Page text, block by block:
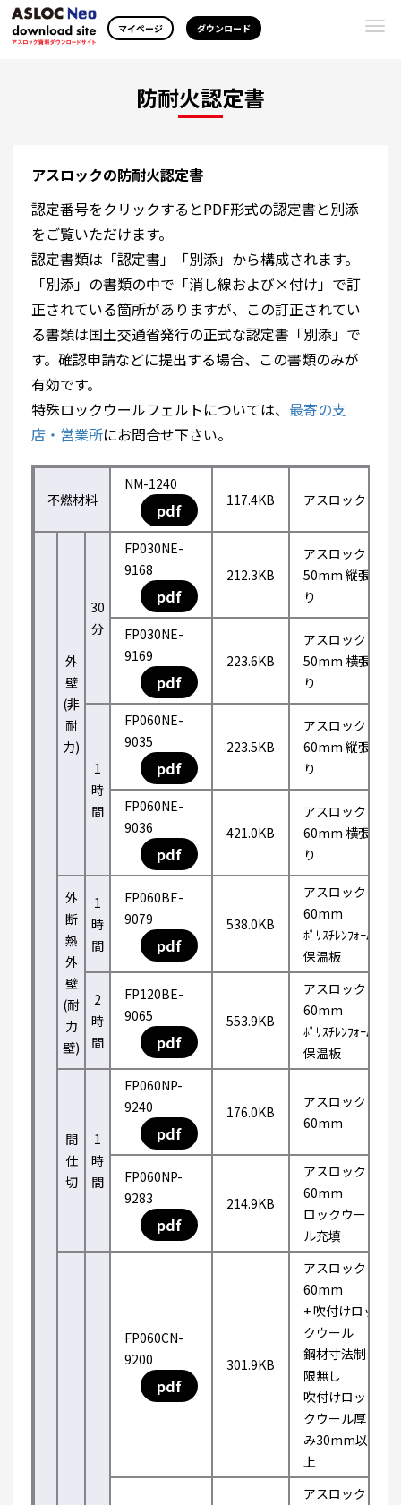
マイページ ダウンロード
防耐火認定書
アスロックの防耐火認定書
認定番号をクリックするとPDF形式の認定書と別添
をご覧いただけます。
認定書類は「認定書」「別添」から構成されます。
「別添」の書類の中で「消し線および×付け」で訂
正されている箇所がありますが、この訂正されてい
る書類は国土交通省発行の正式な認定書「別添」で
す。確認申請などに提出する場合、この書類のみが
有効です。
特殊ロックウールフェルトについては、 最寄の支
店・営業所にお問合せ下さい。
不燃材料
NM-1240
pdf 117.4KB アスロック
外
壁
(非
耐
力)
30
分
FP030NE-
9168
pdf
212.3KB
アスロック
50mm 縦張
り
FP030NE-
9169
pdf
223.6KB
アスロック
50mm 横張
り
1
時
間
FP060NE-
9035
pdf
223.5KB
アスロック
60mm 縦張
り
FP060NE-
9036
pdf
421.0KB
アスロック
60mm 横張
り
外
断
熱
外
壁
(耐
力
壁)
1
時
間
FP060BE-
9079
pdf
538.0KB
アスロック
60mm
ﾎﾟﾘｽﾁﾚﾝﾌｫｰﾑ
保温板
2
時
間
FP120BE-
9065
pdf
553.9KB
アスロック
60mm
ﾎﾟﾘｽﾁﾚﾝﾌｫｰﾑ
保温板
間
仕
切
1
時
間
FP060NP-
9240
pdf
176.0KB
アスロック
60mm
FP060NP-
9283
pdf
214.9KB
アスロック
60mm
ロックウー
ル充填
FP060CN-
9200
pdf
301.9KB
アスロック
60mm
+ 吹付けロッ
クウール
鋼材寸法制
限無し
吹付けロッ
クウール厚
み30mm以
上
アスロック